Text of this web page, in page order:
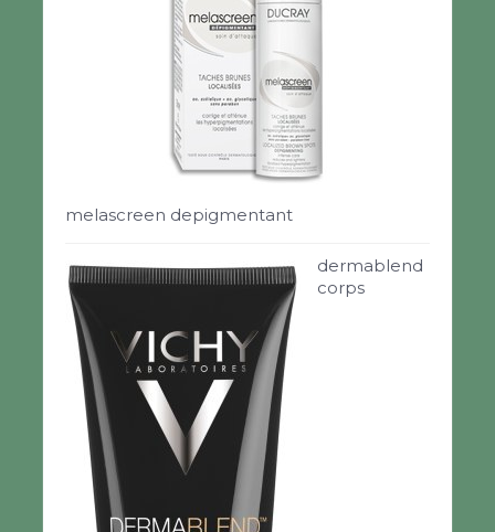
melascreen depigmentant
dermablend
corps